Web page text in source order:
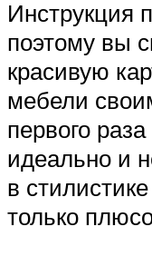
Инструкция
поэтому вы
красивую
мебели
первого
идеально и
в
только